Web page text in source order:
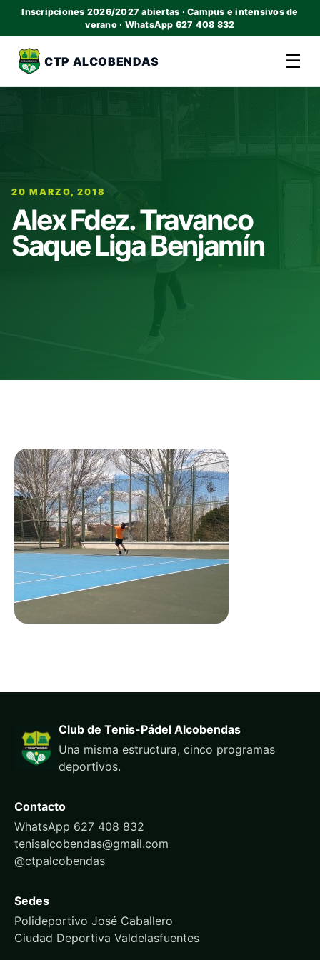
Inscripciones 2026/2027 abiertas · Campus e intensivos de
verano · WhatsApp 627 408 832
CTP ALCOBENDAS ☰
20 MARZO, 2018
Alex Fdez. Travanco
Saque Liga Benjamín
Club de Tenis-Pádel Alcobendas
Una misma estructura, cinco programas
deportivos.
Contacto
WhatsApp 627 408 832
tenisalcobendas@gmail.com
@ctpalcobendas
Sedes
Polideportivo José Caballero
Ciudad Deportiva Valdelasfuentes